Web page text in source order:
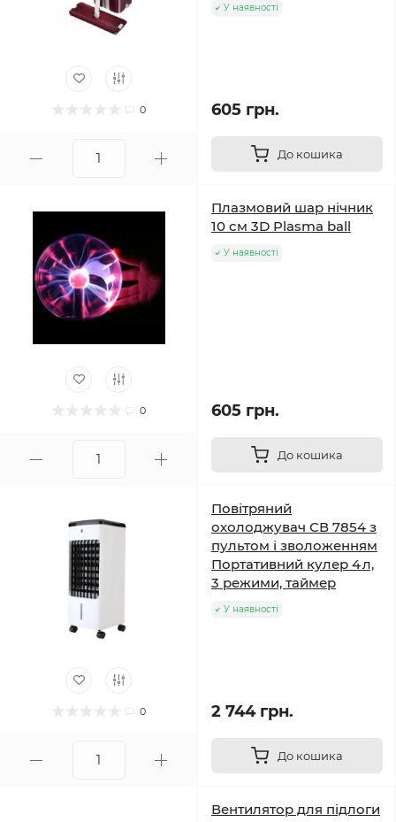
0
У наявності
605 грн.
До кошика
0
Плазмовий шар нічник
10 см 3D Plasma ball
У наявності
605 грн.
До кошика
0
Повітряний
охолоджувач СВ 7854 з
пультом і зволоженням
Портативний кулер 4 л,
3 режими, таймер
У наявності
2 744 грн.
До кошика
Вентилятор для підлоги